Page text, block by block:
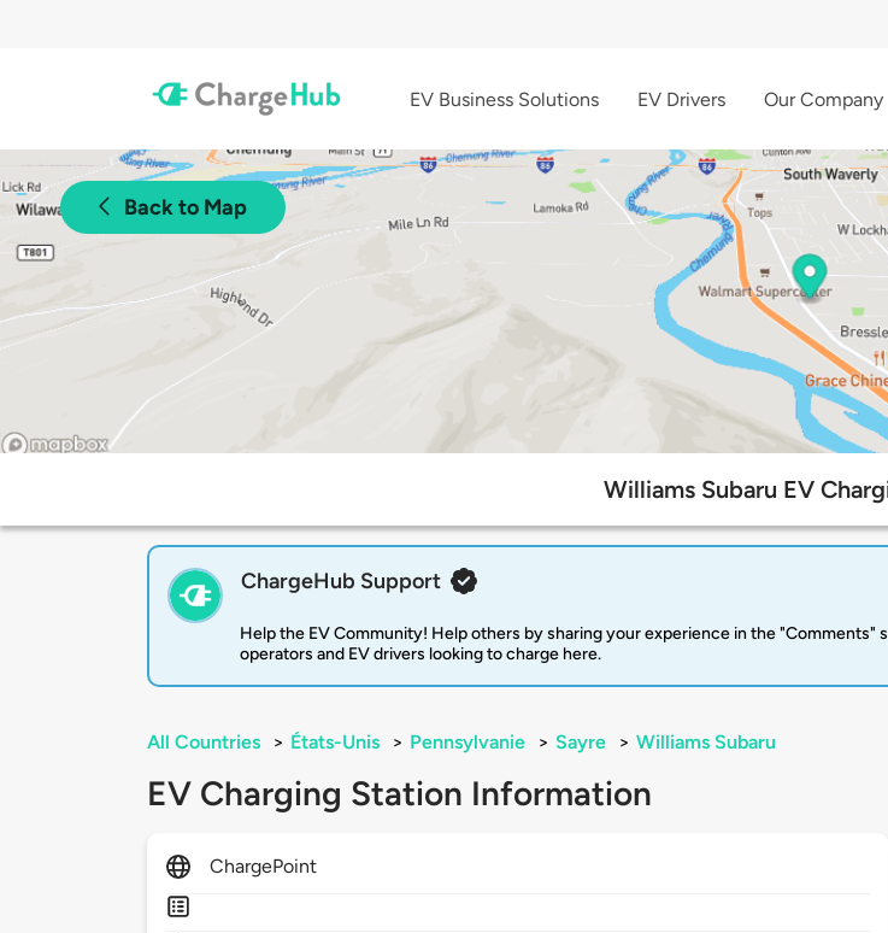
EV Business Solutions EV Drivers Our Company
Back to Map
Williams Subaru EV
ChargeHub Support
Help the EV Community! Help others by sharing your experience in the
operators and EV drivers looking to charge here.
All Countries > États-Unis > Pennsylvanie > Sayre > Williams Subaru
EV Charging Station Information
ChargePoint